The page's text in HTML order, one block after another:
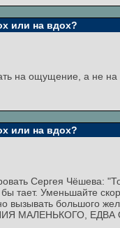
или на вдох?
на ощущение, а не на
или на вдох?
Сергея Чёшева:
тает. Уменьшайте
вызывать большого
МАЛЕНЬКОГО, ЕДВА